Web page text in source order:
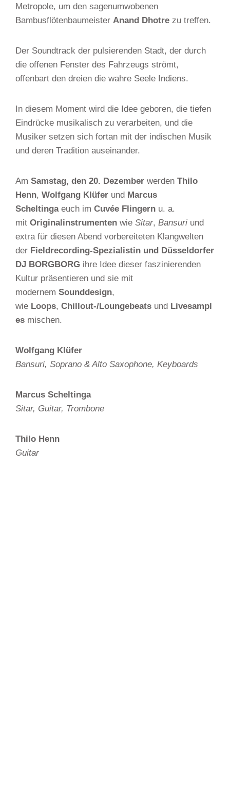
Metropole, um den sagenumwobenen
Bambusflötenbaumeister Anand Dhotre zu treffen.
Der Soundtrack der pulsierenden Stadt, der durch
die offenen Fenster des Fahrzeugs strömt,
offenbart den dreien die wahre Seele Indiens.
In diesem Moment wird die Idee geboren, die tiefen
Eindrücke musikalisch zu verarbeiten, und die
Musiker setzen sich fortan mit der indischen Musik
und deren Tradition auseinander.
Am Samstag, den 20. Dezember werden Thilo
Henn, Wolfgang Klüfer und Marcus
Scheltingaeuch im Cuvée Flingern u. a.
mit Originalinstrumenten wie Sitar, Bansuri und
extra für diesen Abend vorbereiteten Klangwelten
der Fieldrecording-Spezialistin und Düsseldorfer
DJ BORGBORG ihre Idee dieser faszinierenden
Kultur präsentieren und sie mit
modernem Sounddesign,
wie Loops, Chillout-/Loungebeats und Livesampl
es mischen.
Wolfgang Klüfer
Bansuri, Soprano & Alto Saxophone, Keyboards
Marcus Scheltinga
Sitar, Guitar, Trombone
Thilo Henn
Guitar